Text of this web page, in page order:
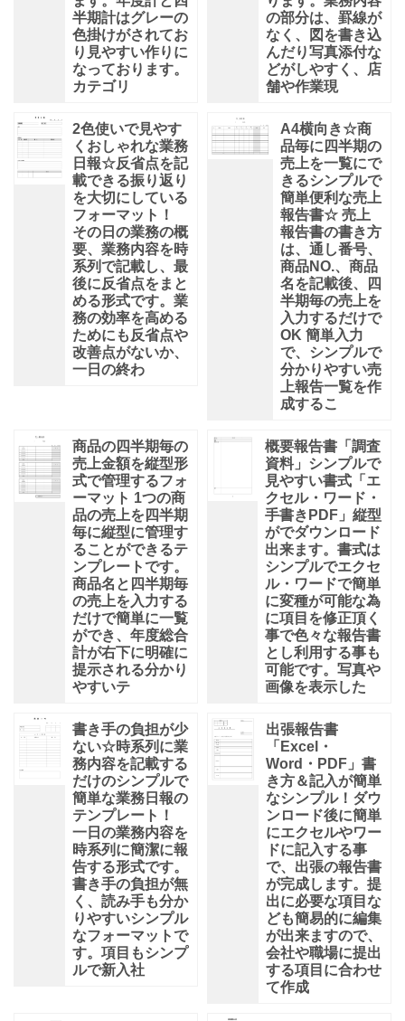
半期計はグレーの
色掛けがされてお
り見やすい作りに
なっております。
カテゴリ
の部分は、罫線が
なく、図を書き込
んだり写真添付な
どがしやすく、店
舗や作業現
2色使いで見やす
くおしゃれな業務
日報☆反省点を記
載できる振り返り
を大切にしている
フォーマット！
その日の業務の概
要、業務内容を時
系列で記載し、最
後に反省点をまと
める形式です。業
務の効率を高める
ためにも反省点や
改善点がないか、
一日の終わ
A4横向き☆商
品毎に四半期の
売上を一覧にで
きるシンプルで
簡単便利な売上
報告書☆ 売上
報告書の書き方
は、通し番号、
商品NO.、商品
名を記載後、四
半期毎の売上を
入力するだけで
OK 簡単入力
で、シンプルで
分かりやすい売
上報告一覧を作
成するこ
商品の四半期毎の
売上金額を縦型形
式で管理するフォ
ーマット 1つの商
品の売上を四半期
毎に縦型に管理す
ることができるテ
ンプレートです。
商品名と四半期毎
の売上を入力する
だけで簡単に一覧
ができ、年度総合
計が右下に明確に
提示される分かり
やすいテ
概要報告書「調査
資料」シンプルで
見やすい書式「エ
クセル・ワード・
手書きPDF」縦型
がでダウンロード
出来ます。書式は
シンプルでエクセ
ル・ワードで簡単
に変種が可能な為
に項目を修正頂く
事で色々な報告書
とし利用する事も
可能です。写真や
画像を表示した
書き手の負担が少
ない☆時系列に業
務内容を記載する
だけのシンプルで
簡単な業務日報の
テンプレート！
一日の業務内容を
時系列に簡潔に報
告する形式です。
書き手の負担が無
く、読み手も分か
りやすいシンプル
なフォーマットで
す。項目もシンプ
ルで新入社
出張報告書
「Excel・
Word・PDF」書
き方＆記入が簡単
なシンプル！ダウ
ンロード後に簡単
にエクセルやワー
ドに記入する事
で、出張の報告書
が完成します。提
出に必要な項目な
ども簡易的に編集
が出来ますので、
会社や職場に提出
する項目に合わせ
て作成